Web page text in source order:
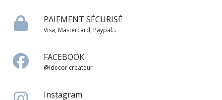
PAIEMENT SÉCURISÉ
Visa, Mastercard, Paypal...
FACEBOOK
@ldecor.createur
Instagram